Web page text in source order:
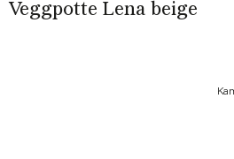
Veggpotte Lena beige